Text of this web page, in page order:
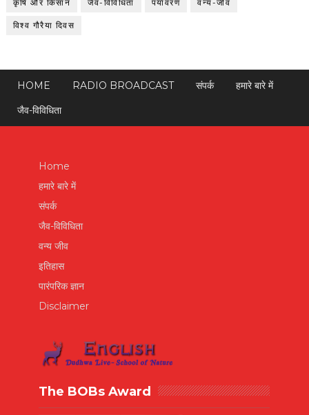
कृषि और किसान जैव-विविधिता पर्यावरण वन्य-जीव
विश्व गौरैया दिवस
HOME RADIO BROADCAST संपर्क
हमारे बारे में
जैव-विविधिता
Home
हमारे बारे में
संपर्क
जैव-विविधिता
वन्य जीव
इतिहास
पारंपरिक ज्ञान
Disclaimer
The BOBs Award